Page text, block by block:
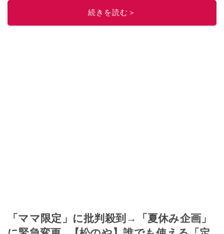
ニュースでフォロー
続きを読む＞
「ママ限定」に批判殺到→「夏休み企画」